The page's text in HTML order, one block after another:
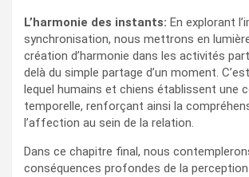
L’harmonie des instants: En explorant
synchronisation, nous mettrons en
création d’harmonie dans les activités
delà du simple partage d’un moment.
lequel humains et chiens établissent une
temporelle, renforçant ainsi la
l’affection au sein de la relation.
Dans ce chapitre final, nous
conséquences profondes de la